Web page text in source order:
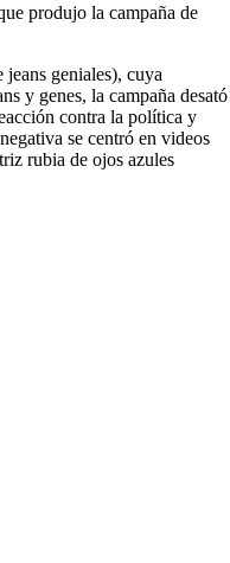
produjo la campaña de
jeans geniales), cuya
y genes, la campaña desató
contra la política y
se centró en videos
rubia de ojos azules